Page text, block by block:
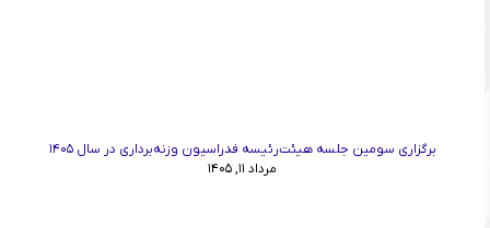
برگزاری سومین جلسه هیئت‌رئیسه فدراسیون وزنه‌برداری در سال ۱۴۰۵
مرداد ۱۱, ۱۴۰۵